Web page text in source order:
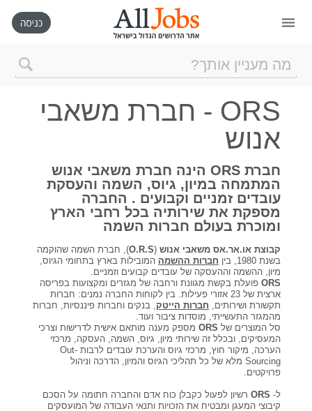
דף הבית
חיפוש חדש
רכישת AllJobs VIP
כמה אתם שווים?
קורסים אונליין
קורסים אונליין
שדרוג קורות חיים
ORS - חברת משאבי
אנוש
חברת ORS הינה חברת משאבי אנוש
המתמחה במיון, גיוס, השמה והעסקת
עובדים זמניים וקבועים . החברה
מספקת את שירותיה בכל רחבי הארץ
ומוכרת בעולם חברות השמה
קבוצת או.אר.אס משאבי אנוש(
O.R.S), חברת השמה שהוקמה
בשנת 1980, בין
חברות ההשמה המובילות בארץ בתחומי הגיוס,
מיון, ההשמה וההעסקה של עובדים קבועים וזמניים.
ORSפועלת בקשת מגוונת ורחבה של מגזרים ומקצועות בפריסה
ארצית של 23 אזורי פעילות. בין לקוחות החברה נמנים: חברות
תקשורת ושירותים, חברות הייטק, בנקים וחברות פיננסיות, חברות
מהמגזר התעשייתי, מוסדות ציבור ועוד.
סל המוצרים של ORS מספק מענה מותאם אישית לדרישות וצרכי
המעסיקים, ובכלל זה שירותי מיון, גיוס, השמה, העסקה, מרכזי
הערכה, מיקור חוץ, מרכזי גיוס והערכת עובדים לרבות Out-
Sourcing מלא של כל תהליכי הגיוס והמיון, הדרכה וניהול
פרויקטים.
ל- ORSרשיון לפעול כקבלן כוח אדם והחברה חתומה על הסכם
קיבוצי המעגן ומבטיח את הזכויות ותנאי העבודה של המועסקים